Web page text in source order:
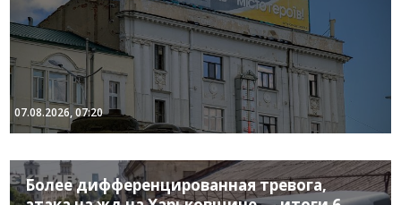
07.08.2026, 07:20
Более дифференцированная тревога,